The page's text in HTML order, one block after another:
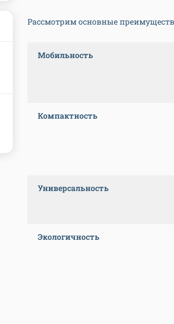
Рассмотрим основные
Мобильность
Компактность
Универсальность
Экологичность